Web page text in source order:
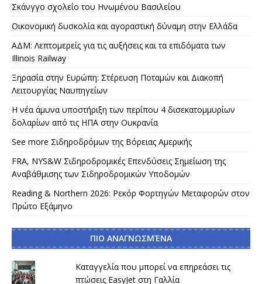
Σκάνγγο σχολείο του Ηνωμένου Βασιλείου
Οικονομική δυσκολία και αγοραστική δύναμη στην Ελλάδα
ΑΔΜ: Λεπτομερείς για τις αυξήσεις και τα επιδόματα των
Illinois Railway
Ξηρασία στην Ευρώπη: Στέρευση Ποταμών και Διακοπή
Λειτουργίας Ναυπηγείων
Η νέα άμυνα υποστήριξη των περίπου 4 δισεκατομμυρίων
δολαρίων από τις ΗΠΑ στην Ουκρανία
See more Σιδηροδρόμων της Βόρειας Αμερικής
FRA, NYS&W Σιδηροδρομικές Επενδύσεις Σημείωση της
Αναβάθμισης των Σιδηροδρομικών Υποδομών
Reading & Northern 2026: Ρεκόρ Φορτηγών Μεταφορών στον
Πρώτο Εξάμηνο
ΠΙΟ ΑΝΑΓΝΩΣΜΈΝΑ
Καταγγελία που μπορεί να επηρεάσει τις
πτώσεις EasyJet στη Γαλλία